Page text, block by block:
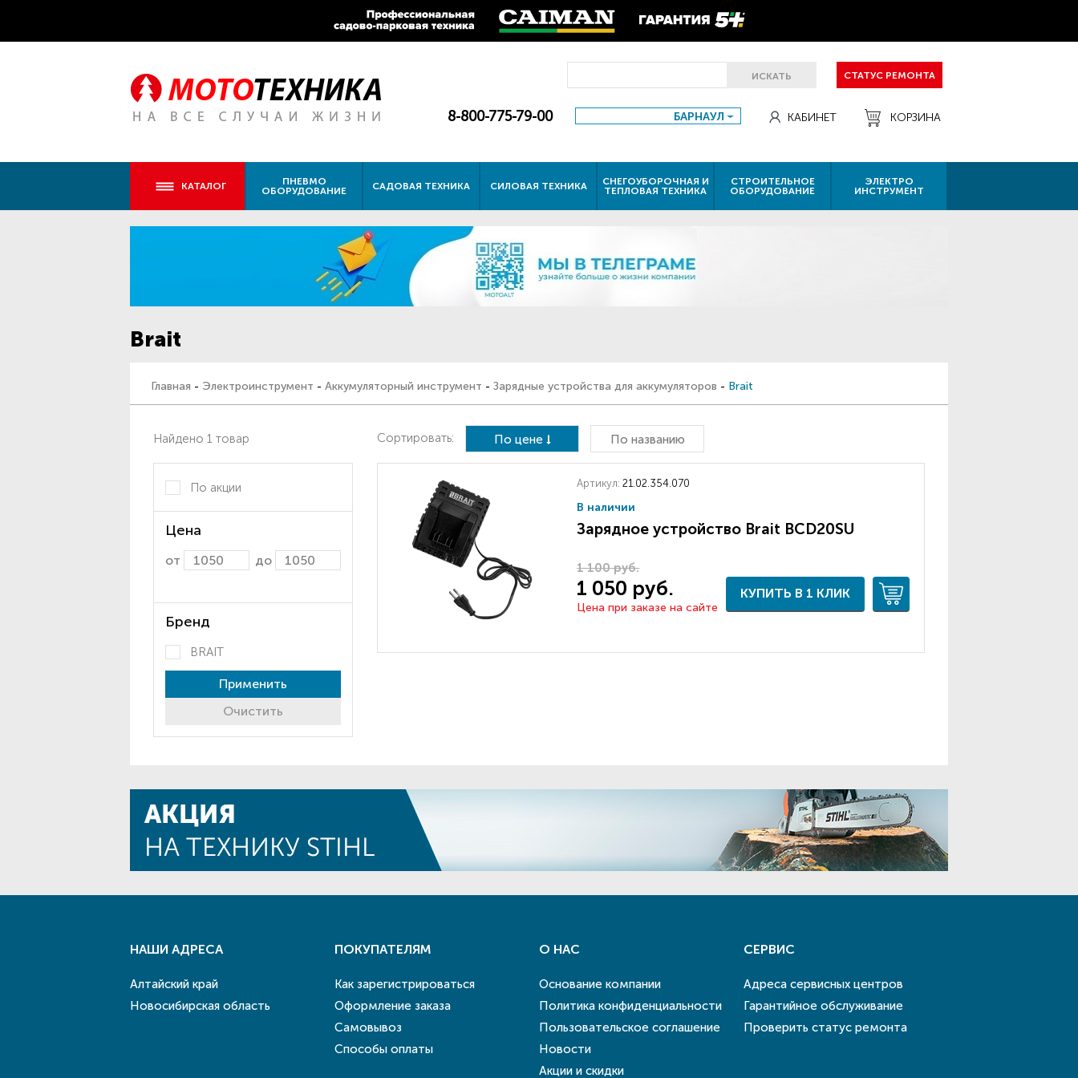
ИСКАТЬ СТАТУС РЕМОНТА
8-800-775-79-00 БАРНАУЛ КАБИНЕТ КОРЗИНА
КАТАЛОГ
ПНЕВМО
ОБОРУДОВАНИЕ
САДОВАЯ ТЕХНИКА СИЛОВАЯ ТЕХНИКА
СНЕГОУБОРОЧНАЯ И
ТЕПЛОВАЯ ТЕХНИКА
СТРОИТЕЛЬНОЕ
ОБОРУДОВАНИЕ
ЭЛЕКТРО
ИНСТРУМЕНТ
Brait
Главная - Электроинструмент - Аккумуляторный инструмент - Зарядные устройства для аккумуляторов - Brait
Найдено 1 товар
По акции
Цена
от до
Бренд
BRAIT
Применить
Очистить
Сортировать: По цене По названию
Артикул: 21.02.354.070
В наличии
Зарядное устройство Brait BCD20SU
1 100 руб.
1 050 руб.
Цена при заказе на сайте
КУПИТЬ В 1 КЛИК
НАШИ АДРЕСА
Алтайский край
Новосибирская область
ПОКУПАТЕЛЯМ
Как зарегистрироваться
Оформление заказа
Самовывоз
Способы оплаты
О НАС
Основание компании
Политика конфиденциальности
Пользовательское соглашение
Новости
Акции и скидки
СЕРВИС
Адреса сервисных центров
Гарантийное обслуживание
Проверить статус ремонта